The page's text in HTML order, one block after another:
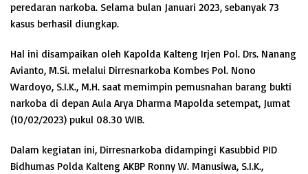
peredaran narkoba. Selama bulan Januari 2023, sebanyak 73
kasus berhasil diungkap.
Hal ini disampaikan oleh Kapolda Kalteng Irjen Pol. Drs. Nanang
Avianto, M.Si. melalui Dirresnarkoba Kombes Pol. Nono
Wardoyo, S.I.K., M.H. saat memimpin pemusnahan barang bukti
narkoba di depan Aula Arya Dharma Mapolda setempat, Jumat
(10/02/2023) pukul 08.30 WIB.
Dalam kegiatan ini, Dirresnarkoba didampingi Kasubbid PID
Bidhumas Polda Kalteng AKBP Ronny W. Manusiwa, S.I.K.,